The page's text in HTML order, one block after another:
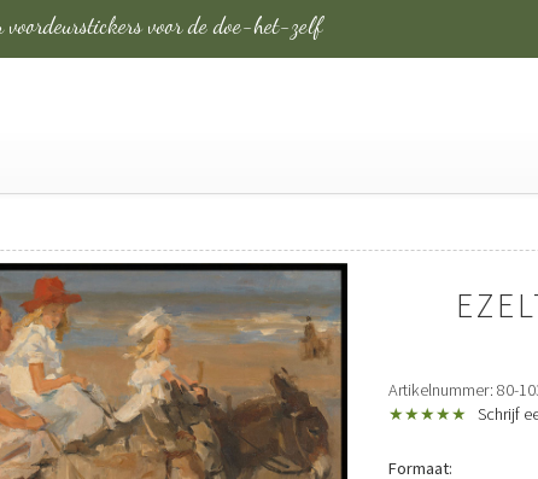
voor de doe-het-zelf
Artikelnummer: 80-
★★★★★ Schrijf
Formaat: